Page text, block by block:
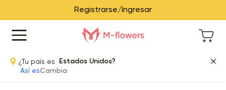
Registrarse/Ingresar
¿Tu país es
Estados Unidos?
Así esCambia